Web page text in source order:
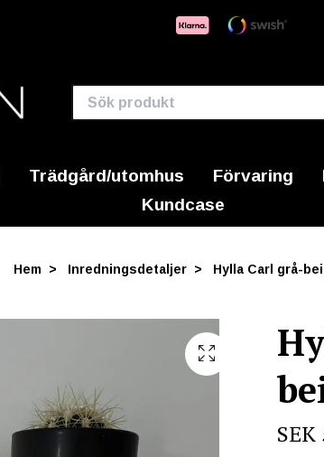
Trädgård/utomhus Förvaring
Kundcase
Hem Inredningsdetaljer Hylla Carl grå-